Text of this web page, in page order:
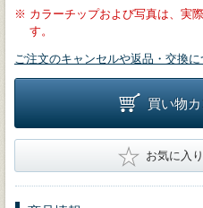
※ カラーチップおよび写真は、実
す。
ご注文のキャンセルや返品・交換に
買い物
★ お気に入